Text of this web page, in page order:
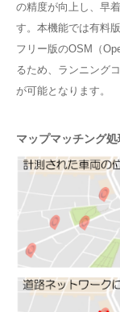
の精度が向上し、早
す。本機能では有料
フリー版のOSM（
るため、ランニング
が可能となります。
マップマッチング